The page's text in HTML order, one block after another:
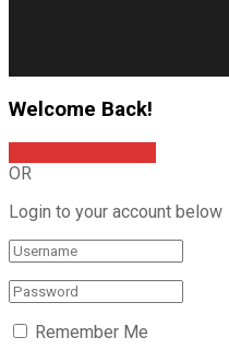
Welcome Back!
OR
Login to your account below
Remember Me